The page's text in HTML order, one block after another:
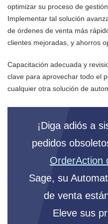
optimizar su proceso de
Implementar tal solución
de órdenes de venta más
clientes mejoradas, y ahorros
Capacitación adecuada y
clave para aprovechar todo el
cualquier otra solución de
¡Diga adiós a
pedidos
OrderAction
Sage, su
de venta
Eleve sus